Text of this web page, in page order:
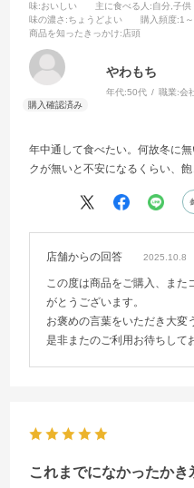
味:おいしい 主に食べる人 :自分,子供
味の濃さ :ちょうどよい 購入頻度:1
商品を知ったきっかけ:店頭
やわもち
年代:50代 職業:会
年中通して食べたい。何故冬に
クが無いと不安になるくらい、
店舗からの回答 2025.10.8
この度は商品をご購入、また
がとうございます。
お褒めの言葉をいただき大変
是非またのご利用お待ちして
これまでになかったかき